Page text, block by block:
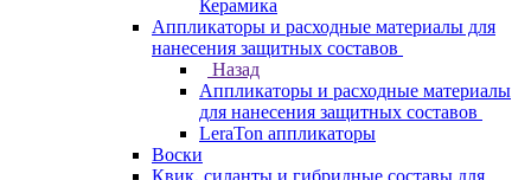
Керамика
Аппликаторы и расходные материалы для
нанесения защитных составов
Назад
Аппликаторы и расходные материалы
для нанесения защитных составов
LeraTon аппликаторы
Воски
Квик, силанты и гибридные составы для